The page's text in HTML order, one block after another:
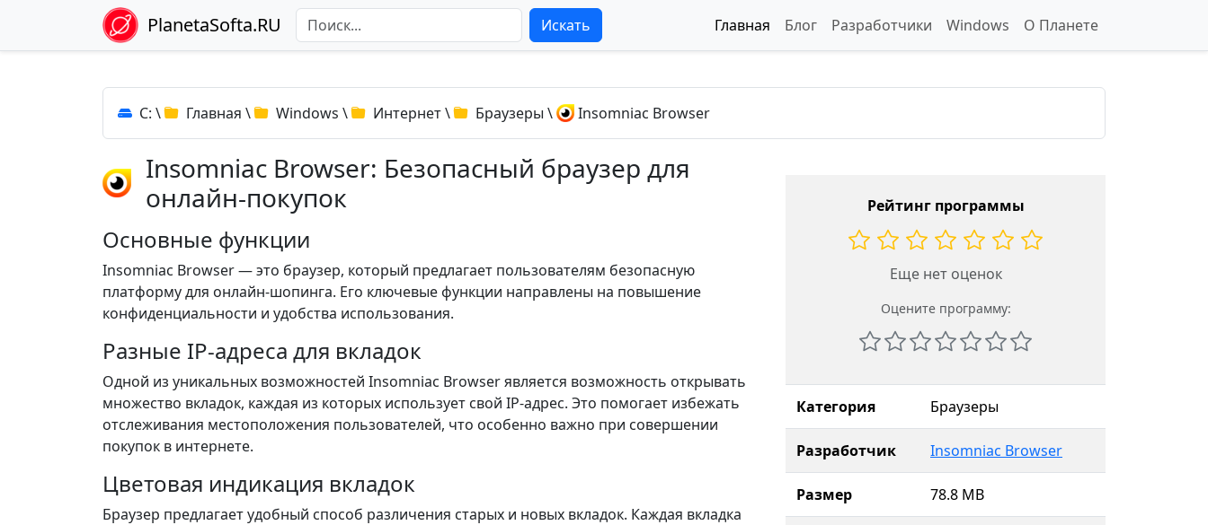
PlanetaSofta.RU Искать Главная Блог Разработчики Windows О Планете
C: \ Главная \ Windows \ Интернет\ Браузеры \ Insomniac Browser
Insomniac Browser: Безопасный браузер для
онлайн-покупок
Основные функции
Insomniac Browser — это браузер, который предлагает пользователям безопасную
платформу для онлайн-шопинга. Его ключевые функции направлены на повышение
конфиденциальности и удобства использования.
Разные IP-адреса для вкладок
Одной из уникальных возможностей Insomniac Browser является возможность открывать
множество вкладок, каждая из которых использует свой IP-адрес. Это помогает избежать
отслеживания местоположения пользователей, что особенно важно при совершении
покупок в интернете.
Цветовая индикация вкладок
Браузер предлагает удобный способ различения старых и новых вкладок. Каждая вкладка
Рейтинг программы
Еще нет оценок
Оцените программу:
Категория Браузеры
Разработчик Insomniac Browser
Размер 78.8 MB